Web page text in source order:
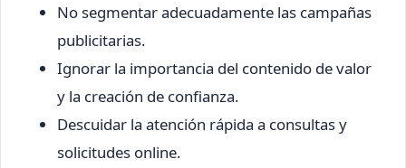
No segmentar adecuadamente las campañas
publicitarias.
Ignorar la importancia del contenido de valor
y la creación de confianza.
Descuidar la atención rápida a consultas y
solicitudes online.